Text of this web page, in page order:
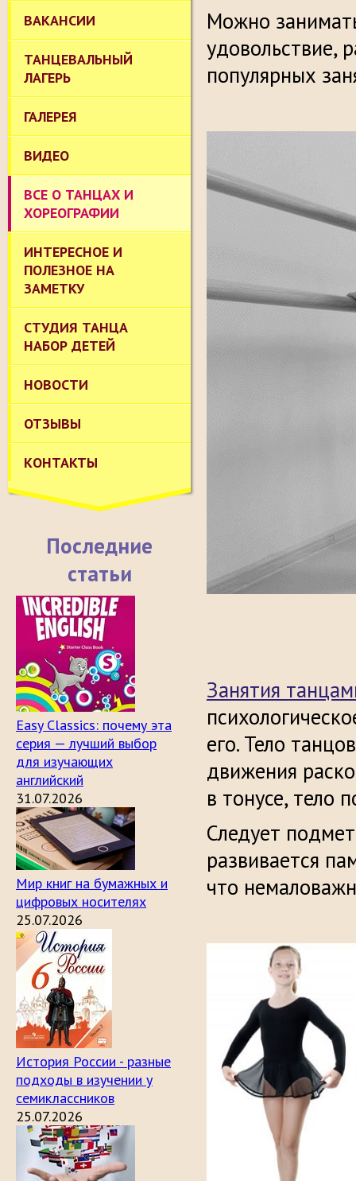
ВАКАНСИИ
ТАНЦЕВАЛЬНЫЙ
ЛАГЕРЬ
ГАЛЕРЕЯ
ВИДЕО
ВСЕ О ТАНЦАХ И
ХОРЕОГРАФИИ
ИНТЕРЕСНОЕ И
ПОЛЕЗНОЕ НА
ЗАМЕТКУ
СТУДИЯ ТАНЦА
НАБОР ДЕТЕЙ
НОВОСТИ
ОТЗЫВЫ
КОНТАКТЫ
Последние
статьи
Easy Classics: почему эта
серия — лучший выбор
для изучающих
английский
31.07.2026
Мир книг на бумажных и
цифровых носителях
25.07.2026
История России - разные
подходы в изучении у
семиклассников
25.07.2026
Можно
удовольствие,
популярных
Занятия
его. Тело
движения
в тонусе, тело
Следует
развивается
что